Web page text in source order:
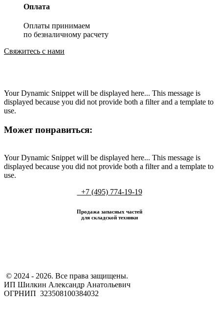
Оплата
Оплаты принимаем
по безналичному расчету
Свяжитесь с нами
Your Dynamic Snippet will be displayed here... This message is
displayed because you did not provide both a filter and a template to
use.
Может понравиться:
Your Dynamic Snippet will be displayed here... This message is
displayed because you did not provide both a filter and a template to
use.
+7 (495) 774-19-19
Продажа запасных частей
для складской техники
​ © 2024 - 2026. Все права защищены.
ИП Шилкин Александр Анатольевич
ОГРНИП 323508100384032